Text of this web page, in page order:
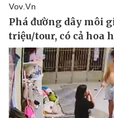
Văn hóa
Sân khấu - Điện ảnh
Văn học
Âm nhạc